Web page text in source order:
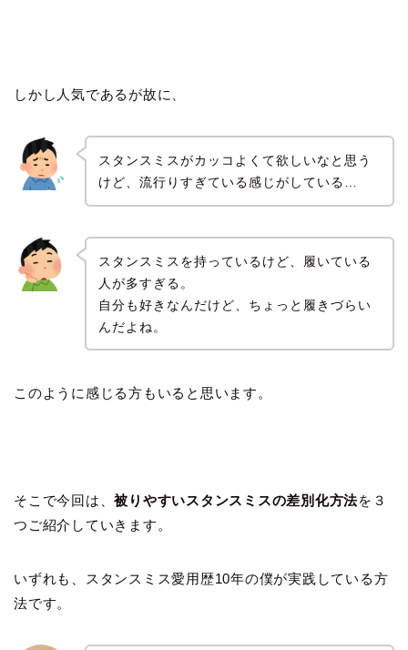
しかし人気であるが故に、
スタンスミスがカッコよくて欲しいなと思う
けど、流行りすぎている感じがしている…
スタンスミスを持っているけど、履いている
人が多すぎる。
自分も好きなんだけど、ちょっと履きづらい
んだよね。
このように感じる方もいると思います。
そこで今回は、被りやすいスタンスミスの差別化方法を３
つご紹介していきます。
いずれも、スタンスミス愛用歴10年の僕が実践している方
法です。